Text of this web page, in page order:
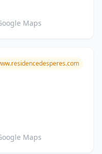
Maps
Maps